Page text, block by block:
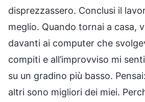
disprezzassero. Conclusi il
meglio. Quando tornai a casa,
davanti ai computer che
compiti e all’improvviso mi
su un gradino più basso.
altri sono migliori dei miei.